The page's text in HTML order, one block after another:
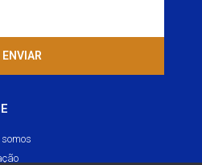
ENVIAR